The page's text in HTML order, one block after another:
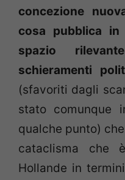
concezione
cosa pubblica
spazio
schieramenti
(sfavoriti dagli
stato comunque
qualche punto)
cataclisma che
Hollande in